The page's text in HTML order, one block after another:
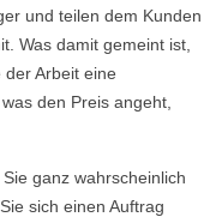
und teilen dem Kunden
Was damit gemeint ist,
Arbeit eine
den Preis angeht,
ganz wahrscheinlich
sich einen Auftrag